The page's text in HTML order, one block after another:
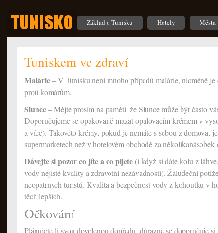
Základ o Tunisku Hotely Města
Tuniskem ve zdraví
Malárie– V Tunisku není mnoho případů malárie, nicméně je
proti komárům.
Slunce– Mějte prosím na paměti, že Slunce může být často
Doporučujeme se opakovaně mazat opalovacím krémem v
a více). Takovéto krémy, pokud je nemáte s sebou z domova,
supermarketech než v hotelovém obchodě za několikanásobek
Dávejte si pozor co jíte a co pijete (i když si dáte kolu z
vody nejisté kvality a zdravotní nezávadnosti). Žaludeční
neopatrných turistů. Kvalita a bezpečnost vody z kohoutku v
těch lepších.
Očkování
Plánujete-li svou dovolenou dopředu, důrazně se doporučuje